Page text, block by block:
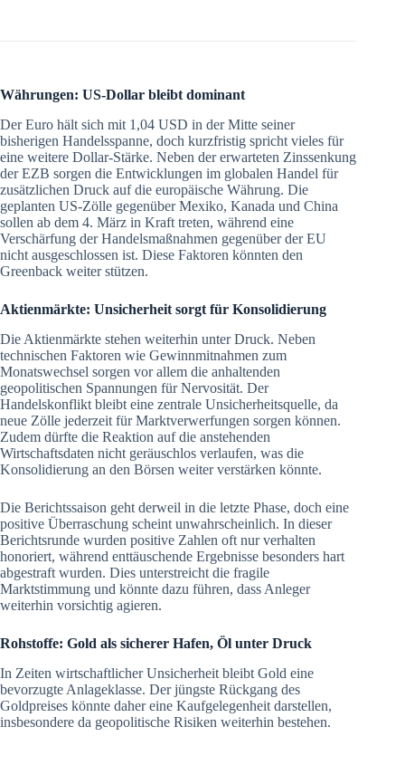
Währungen: US-Dollar bleibt dominant
Der Euro hält sich mit 1,04 USD in der Mitte seiner
bisherigen Handelsspanne, doch kurzfristig spricht vieles für
eine weitere Dollar-Stärke. Neben der erwarteten Zinssenkung
der EZB sorgen die Entwicklungen im globalen Handel für
zusätzlichen Druck auf die europäische Währung. Die
geplanten US-Zölle gegenüber Mexiko, Kanada und China
sollen ab dem 4. März in Kraft treten, während eine
Verschärfung der Handelsmaßnahmen gegenüber der EU
nicht ausgeschlossen ist. Diese Faktoren könnten den
Greenback weiter stützen.
Aktienmärkte: Unsicherheit sorgt für Konsolidierung
Die Aktienmärkte stehen weiterhin unter Druck. Neben
technischen Faktoren wie Gewinnmitnahmen zum
Monatswechsel sorgen vor allem die anhaltenden
geopolitischen Spannungen für Nervosität. Der
Handelskonflikt bleibt eine zentrale Unsicherheitsquelle, da
neue Zölle jederzeit für Marktverwerfungen sorgen können.
Zudem dürfte die Reaktion auf die anstehenden
Wirtschaftsdaten nicht geräuschlos verlaufen, was die
Konsolidierung an den Börsen weiter verstärken könnte.
Die Berichtssaison geht derweil in die letzte Phase, doch eine
positive Überraschung scheint unwahrscheinlich. In dieser
Berichtsrunde wurden positive Zahlen oft nur verhalten
honoriert, während enttäuschende Ergebnisse besonders hart
abgestraft wurden. Dies unterstreicht die fragile
Marktstimmung und könnte dazu führen, dass Anleger
weiterhin vorsichtig agieren.
Rohstoffe: Gold als sicherer Hafen, Öl unter Druck
In Zeiten wirtschaftlicher Unsicherheit bleibt Gold eine
bevorzugte Anlageklasse. Der jüngste Rückgang des
Goldpreises könnte daher eine Kaufgelegenheit darstellen,
insbesondere da geopolitische Risiken weiterhin bestehen.